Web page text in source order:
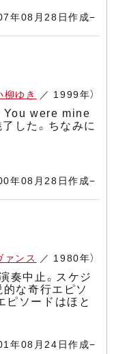
年08月28日作成−
柳ゆき ／ 1999年）
You were mine
した。ちなみに
年08月28日作成−
ァンス ／ 1980年）
奏中止。スケジ
な奇行エピソ
ピソードはほと
年08月24日作成−